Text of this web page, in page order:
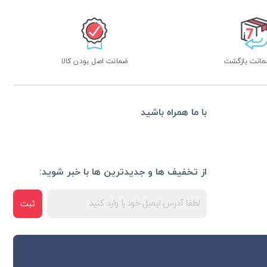
ضمانت اصل بودن کالا
از تخفیف ها و جدیدترین ها با خبر شوید:
ثبت
با ما همراه باشید